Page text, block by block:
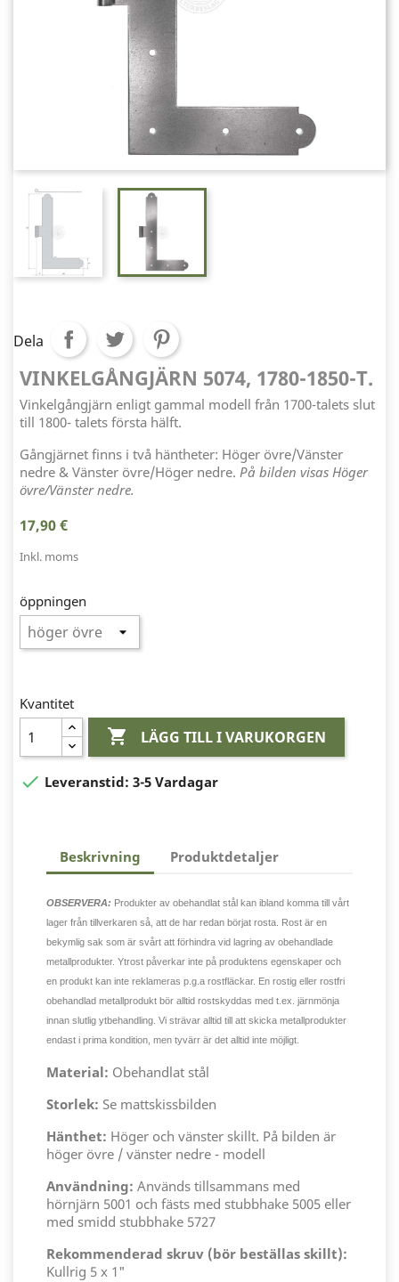
Dela
VINKELGÅNGJÄRN 5074, 1780-1850-T.
Vinkelgångjärn enligt gammal modell från 1700-talets slut
till 1800- talets första hälft.
Gångjärnet finns i två häntheter: Höger övre/Vänster
nedre & Vänster övre/Höger nedre. På bilden visas Höger
övre/Vänster nedre.
17,90 €
Inkl. moms
öppningen
Kvantitet
 LÄGG TILL I VARUKORGEN
 Leveranstid: 3-5 Vardagar
Beskrivning Produktdetaljer
OBSERVERA: Produkter av obehandlat stål kan ibland komma till vårt
lager från tillverkaren så, att de har redan börjat rosta. Rost är en
bekymlig sak som är svårt att förhindra vid lagring av obehandlade
metallprodukter. Ytrost påverkar inte på produktens egenskaper och
en produkt kan inte reklameras p.g.a rostfläckar. En rostig eller rostfri
obehandlad metallprodukt bör alltid rostskyddas med t.ex. järnmönja
innan slutlig ytbehandling. Vi strävar alltid till att skicka metallprodukter
endast i prima kondition, men tyvärr är det alltid inte möjligt.
Material: Obehandlat stål
Storlek: Se mattskissbilden
Hänthet: Höger och vänster skillt. På bilden är
höger övre / vänster nedre - modell
Användning: Används tillsammans med
hörnjärn 5001 och fästs med stubbhake 5005 eller
med smidd stubbhake 5727
Rekommenderad skruv (bör beställas skillt):
Kullrig 5 x 1"